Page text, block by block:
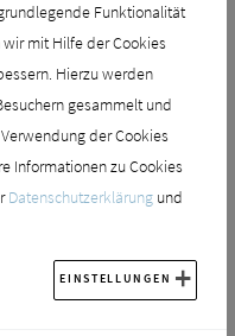
Funktionalität
mit Hilfe der Cookies
Hierzu werden
gesammelt und
der Cookies
Informationen zu Cookies
Datenschutzerklärungund
EINSTELLUNGEN